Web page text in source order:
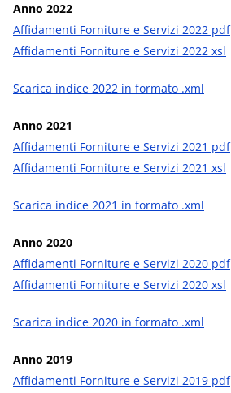
Anno 2022
Affidamenti Forniture e Servizi 2022 pdf
Affidamenti Forniture e Servizi 2022 xsl
Scarica indice 2022 in formato .xml
Anno 2021
Affidamenti Forniture e Servizi 2021 pdf
Affidamenti Forniture e Servizi 2021 xsl
Scarica indice 2021 in formato .xml
Anno 2020
Affidamenti Forniture e Servizi 2020 pdf
Affidamenti Forniture e Servizi 2020 xsl
Scarica indice 2020 in formato .xml
Anno 2019
Affidamenti Forniture e Servizi 2019 pdf